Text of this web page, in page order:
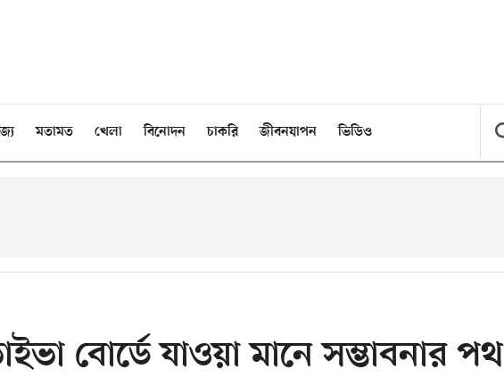
মতামত খেলা বিনোদন চাকরি জীবনযাপন ভিডিও
বোর্ডে যাওয়া মানে সম্ভাবনার পথ